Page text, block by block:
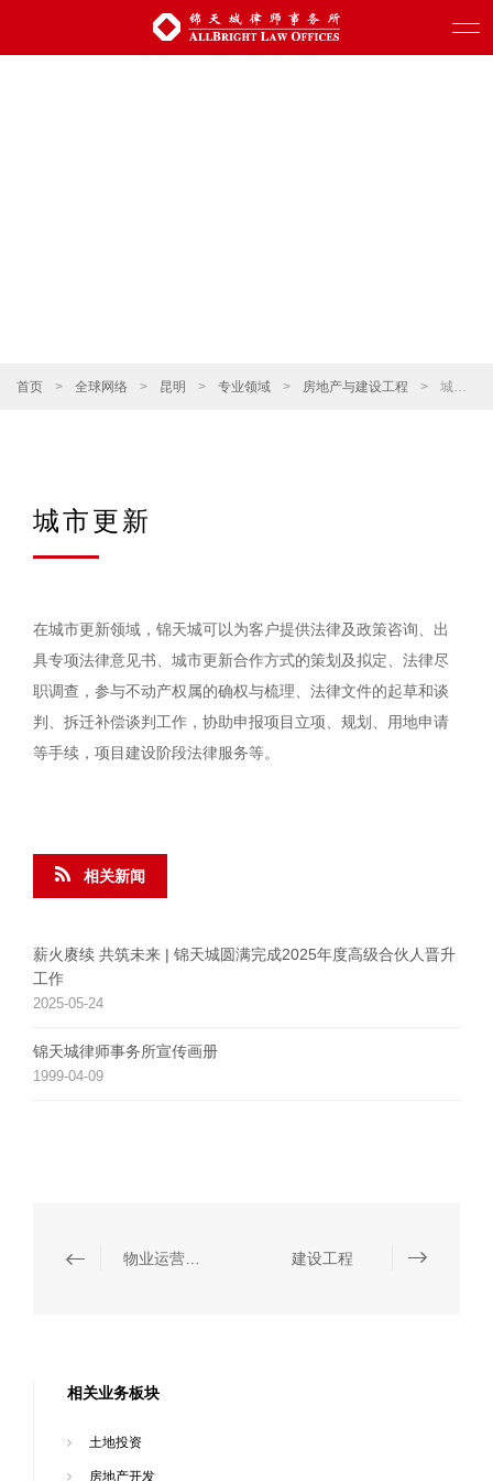
首页 > 全球网络 > 昆明 > 专业领域 > 房地产与建设工程 > 城市更新
城市更新
在城市更新领域，锦天城可以为客户提供法律及政策咨询、出
具专项法律意见书、城市更新合作方式的策划及拟定、法律尽
职调查，参与不动产权属的确权与梳理、法律文件的起草和谈
判、拆迁补偿谈判工作，协助申报项目立项、规划、用地申请
等手续，项目建设阶段法律服务等。
相关新闻
薪火赓续 共筑未来 | 锦天城圆满完成2025年度高级合伙人晋升
工作
2025-05-24
锦天城律师事务所宣传画册
1999-04-09
建设工程
相关业务板块
土地投资
房地产开发